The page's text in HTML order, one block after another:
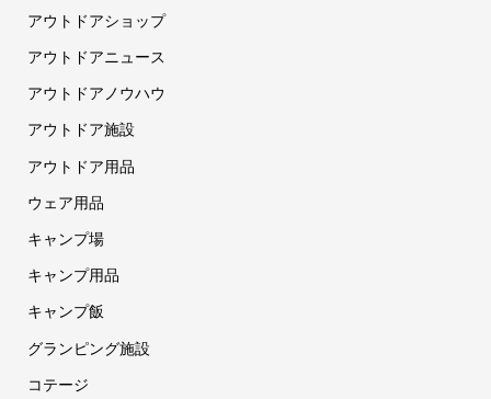
アウトドアショップ
アウトドアニュース
アウトドアノウハウ
アウトドア施設
アウトドア用品
ウェア用品
キャンプ場
キャンプ用品
キャンプ飯
グランピング施設
コテージ